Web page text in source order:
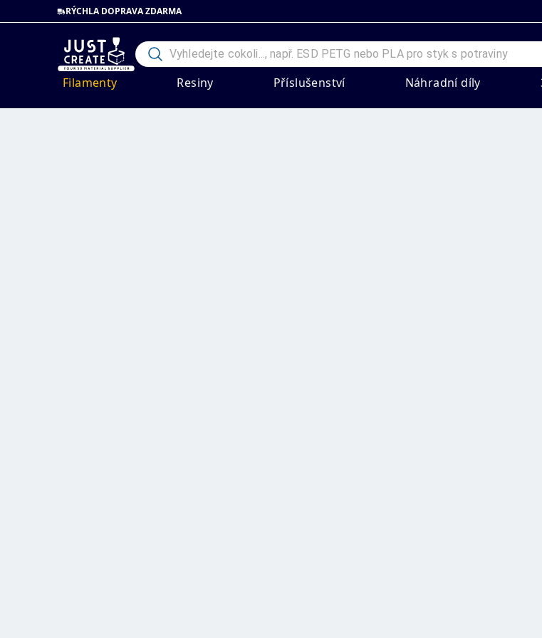
RÝCHLA DOPRAVA ZDARMA
Filamenty Resiny Příslušenství Náhradní díly